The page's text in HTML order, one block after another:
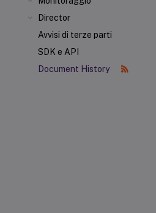
Director
Avvisi di terze parti
SDK e API
Document History